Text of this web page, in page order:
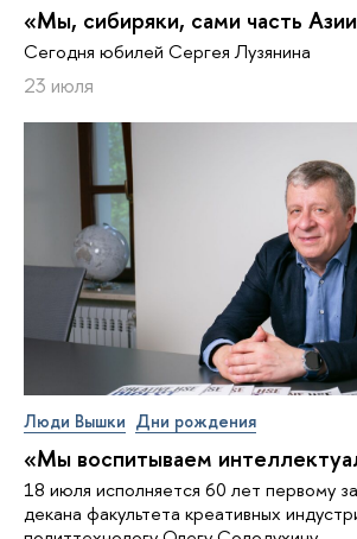
«Мы, сибиряки, сами часть
Сегодня юбилей Сергея Лузянина
23 июля
Люди Вышки Дни рождения
«Мы воспитываем
18 июля исполняется 60 лет первому
декана факультета креативных